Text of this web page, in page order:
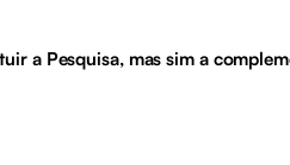
a Pesquisa, mas sim a